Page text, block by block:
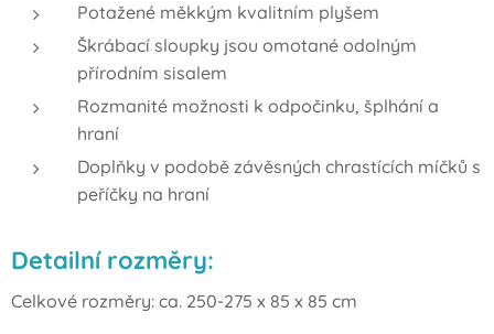
Potažené měkkým kvalitním plyšem
Škrábací sloupky jsou omotané odolným
přírodním sisalem
Rozmanité možnosti k odpočinku, šplhání a
hraní
Doplňky v podobě závěsných chrastících míčků s
peříčky na hraní
Detailní rozměry:
Celkové rozměry: ca. 250-275 x 85 x 85 cm